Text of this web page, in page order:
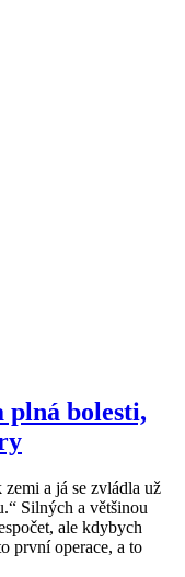
plná bolesti,
a já se zvládla už
Silných a většinou
ale kdybych
první operace, a to